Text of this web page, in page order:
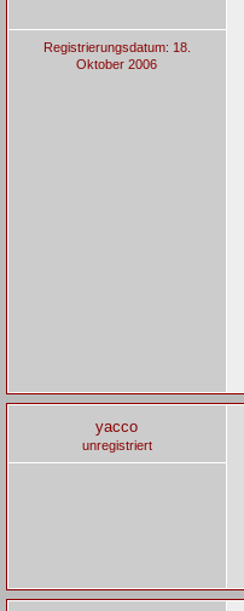
Registrierungsdatum: 18.
Oktober 2006
yacco
unregistriert